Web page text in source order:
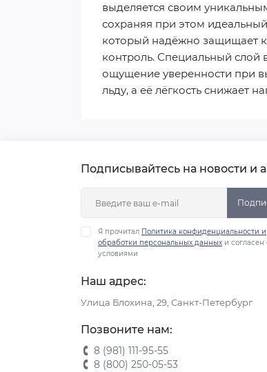
выделяется своим
сохраняя при этом
который надёжно защищает
контроль. Специальный слой
ощущение уверенности при
льду, а её лёгкость снижает
Подписывайтесь на новости и
Я прочитал Политика конфиденциальности и
обработки персональных данных и согласен
условиями
Наш адрес:
Улица Блохина, 29, Санкт-Петербург
Позвоните нам:
8 (981) 111-95-55
8 (800) 250-05-53